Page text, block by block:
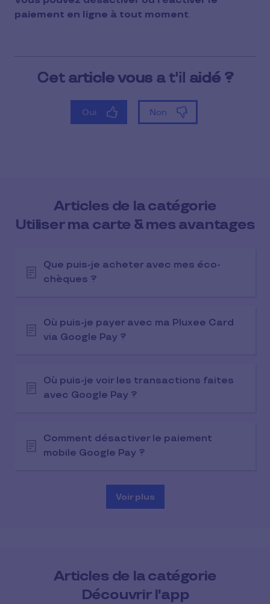
paiement en ligne à tout moment.
Articles de la catégorie
Utiliser ma carte & mes avantages
Que puis-je acheter avec mes éco-
chèques ?
Où puis-je payer avec ma Pluxee Card
via Google Pay ?
Où puis-je voir les transactions faites
avec Google Pay ?
Comment désactiver le paiement
mobile Google Pay ?
Voir plus
Articles de la catégorie
Découvrir l'app